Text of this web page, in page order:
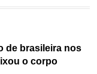
de brasileira nos
o corpo